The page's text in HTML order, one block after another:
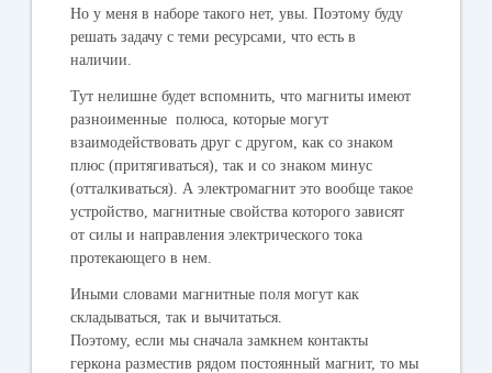
Но у меня в наборе такого нет, увы. Поэтому буду
решать задачу с теми ресурсами, что есть в
наличии.
Тут нелишне будет вспомнить, что магниты имеют
разноименные полюса, которые могут
взаимодействовать друг с другом, как со знаком
плюс (притягиваться), так и со знаком минус
(отталкиваться). А электромагнит это вообще такое
устройство, магнитные свойства которого зависят
от силы и направления электрического тока
протекающего в нем.
Иными словами магнитные поля могут как
складываться, так и вычитаться.
Поэтому, если мы сначала замкнем контакты
геркона разместив рядом постоянный магнит, то мы